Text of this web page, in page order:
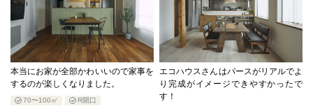
本当にお家が全部かわいいので家事を
するのが楽しくなりました。
70〜100㎡
R開口
エコハウスさんはパースがリアルでよ
り完成がイメージできやすかったで
す！